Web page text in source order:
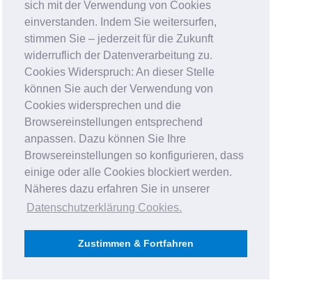
sich mit der Verwendung von Cookies
einverstanden. Indem Sie weitersurfen,
stimmen Sie – jederzeit für die Zukunft
widerruflich der Datenverarbeitung zu.
Cookies Widerspruch: An dieser Stelle
können Sie auch der Verwendung von
Cookies widersprechen und die
Browsereinstellungen entsprechend
anpassen. Dazu können Sie Ihre
Browsereinstellungen so konfigurieren, dass
einige oder alle Cookies blockiert werden.
Näheres dazu erfahren Sie in unserer
Datenschutzerklärung Cookies.
Zustimmen & Fortfahren